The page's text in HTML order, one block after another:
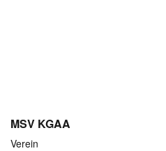
MSV KGAA
Verein